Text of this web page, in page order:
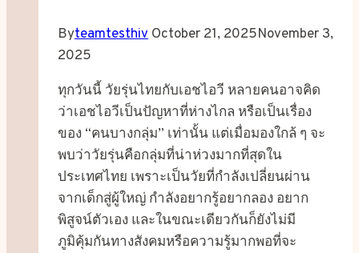
Byteamtesthiv October 21, 2025November 3,
2025
ทุกวันนี้ วัยรุ่นไทยกับเอชไอวี หลายคนอาจคิด
ว่าเอชไอวีเป็นปัญหาที่ห่างไกล หรือเป็นเรื่อง
ของ “คนบางกลุ่ม” เท่านั้น แต่เมื่อมองใกล้ ๆ จะ
พบว่าวัยรุ่นคือกลุ่มที่น่าห่วงมากที่สุดใน
ประเทศไทย เพราะเป็นวัยที่กำลังเปลี่ยนผ่าน
จากเด็กสู่ผู้ใหญ่ กำลังอยากรู้อยากลอง อยาก
พิสูจน์ตัวเอง และในขณะเดียวกันก็ยังไม่มี
ภูมิคุ้มกันทางสังคมหรือความรู้มากพอที่จะ